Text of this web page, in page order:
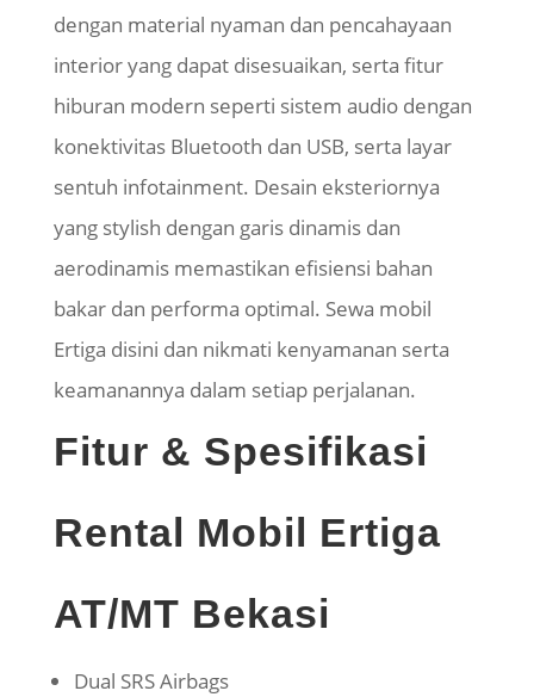
dengan material nyaman dan pencahayaan
interior yang dapat disesuaikan, serta fitur
hiburan modern seperti sistem audio dengan
konektivitas Bluetooth dan USB, serta layar
sentuh infotainment. Desain eksteriornya
yang stylish dengan garis dinamis dan
aerodinamis memastikan efisiensi bahan
bakar dan performa optimal. Sewa mobil
Ertiga disini dan nikmati kenyamanan serta
keamanannya dalam setiap perjalanan.
Fitur & Spesifikasi
Rental Mobil Ertiga
AT/MT Bekasi
Dual SRS Airbags